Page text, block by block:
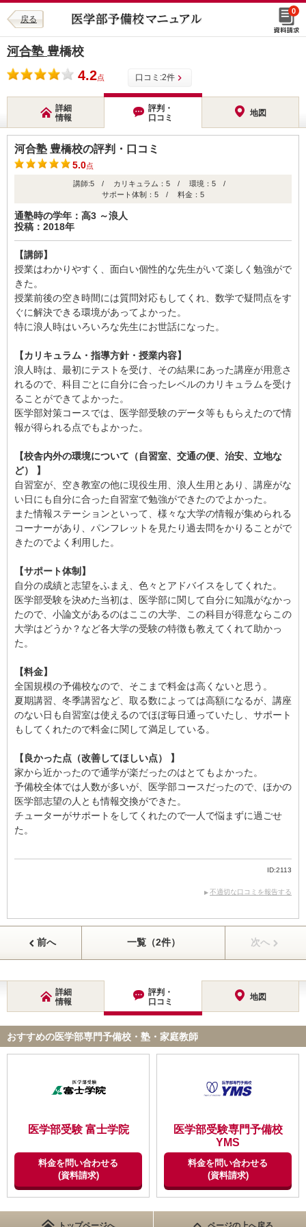
戻る
0
河合塾 豊橋校
4.2点 口コミ:2件
詳細
情報
評判・
口コミ
地図
河合塾 豊橋校の評判・口コミ
5.0点
講師:5 / カリキュラム：5 / 環境：5 /
サポート体制：5 / 料金：5
通塾時の学年：高3 ～浪人
投稿：2018年
【講師】
授業はわかりやすく、面白い個性的な先生がいて楽しく勉強がで
きた。
授業前後の空き時間には質問対応もしてくれ、数学で疑問点をす
ぐに解決できる環境があってよかった。
特に浪人時はいろいろな先生にお世話になった。
【カリキュラム・指導方針・授業内容】
浪人時は、最初にテストを受け、その結果にあった講座が用意さ
れるので、科目ごとに自分に合ったレベルのカリキュラムを受け
ることができてよかった。
医学部対策コースでは、医学部受験のデータ等ももらえたので情
報が得られる点でもよかった。
【校舎内外の環境について（自習室、交通の便、治安、立地な
ど） 】
自習室が、空き教室の他に現役生用、浪人生用とあり、講座がな
い日にも自分に合った自習室で勉強ができたのでよかった。
また情報ステーションといって、様々な大学の情報が集められる
コーナーがあり、パンフレットを見たり過去問をかりることがで
きたのでよく利用した。
【サポート体制】
自分の成績と志望をふまえ、色々とアドバイスをしてくれた。
医学部受験を決めた当初は、医学部に関して自分に知識がなかっ
たので、小論文があるのはここの大学、この科目が得意ならこの
大学はどうか？など各大学の受験の特徴も教えてくれて助かっ
た。
【料金】
全国規模の予備校なので、そこまで料金は高くないと思う。
夏期講習、冬季講習など、取る数によっては高額になるが、講座
のない日も自習室は使えるのでほぼ毎日通っていたし、サポート
もしてくれたので料金に関して満足している。
【良かった点（改善してほしい点） 】
家から近かったので通学が楽だったのはとてもよかった。
予備校全体では人数が多いが、医学部コースだったので、ほかの
医学部志望の人とも情報交換ができた。
チューターがサポートをしてくれたので一人で悩まずに過ごせ
た。
ID:2113
不適切な口コミを報告する
前へ 一覧（2件） 次へ
詳細
情報
評判・
口コミ
地図
おすすめの医学部専門予備校・塾・家庭教師
医学部受験 富士学院
料金を問い合わせる
(資料請求)
医学部受験専門予備校
YMS
料金を問い合わせる
(資料請求)